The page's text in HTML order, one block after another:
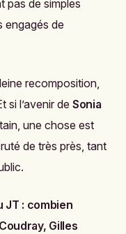
pas de simples
engagés de
recomposition,
si l’avenir de Sonia
une chose est
de très près, tant
JT : combien
Gilles